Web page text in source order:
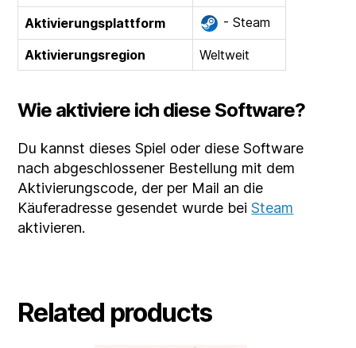
Aktivierungsplattform
- Steam
Aktivierungsregion Weltweit
Wie aktiviere ich diese Software?
Du kannst dieses Spiel oder diese Software
nach abgeschlossener Bestellung mit dem
Aktivierungscode, der per Mail an die
Käuferadresse gesendet wurde beiSteam
aktivieren.
Related products